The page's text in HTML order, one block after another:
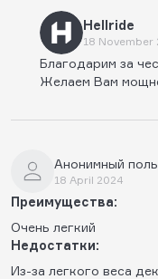
Hellride
18 November
Благодарим за
Желаем Вам
Анонимный
18 April 2024
Преимущества:
Очень легкий
Недостатки:
Из-за легкого веса